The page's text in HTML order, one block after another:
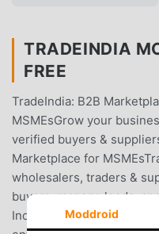
TRADEINDIA
FREE
TradeIndia: B2B
MSMEsGrow your
verified buyers &
Marketplace for
wholesalers, traders &
buyers, manage leads,
India. Whether you're a
Moddroid